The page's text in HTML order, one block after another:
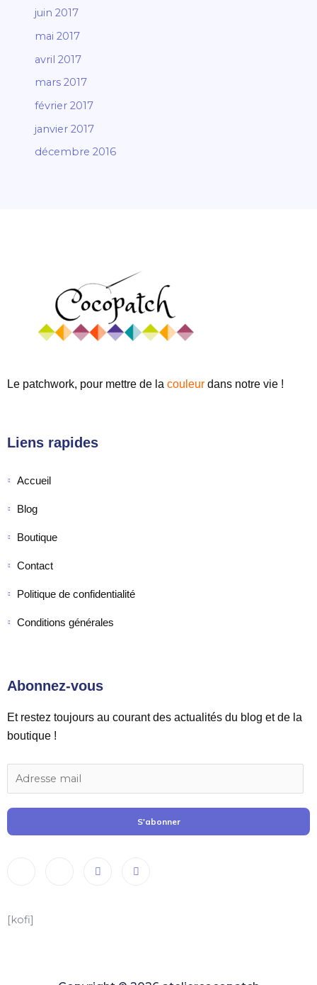
juin 2017
mai 2017
avril 2017
mars 2017
février 2017
janvier 2017
décembre 2016
Le patchwork, pour mettre de la couleur dans notre vie !
Liens rapides
Accueil
Blog
Boutique
Contact
Politique de confidentialité
Conditions générales
Abonnez-vous
Et restez toujours au courant des actualités du blog et de la
boutique !
S'abonner
[kofi]